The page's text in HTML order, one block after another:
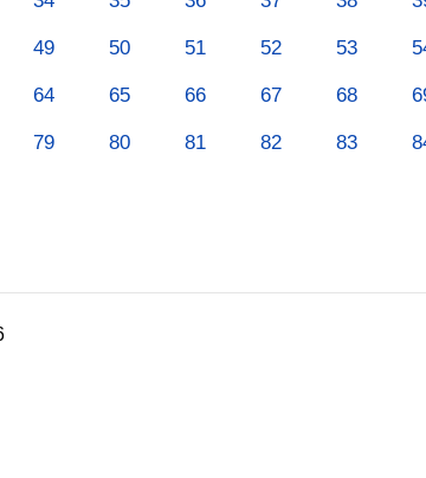
49 50 51 52 53
64 65 66 67 68
79 80 81 82 83